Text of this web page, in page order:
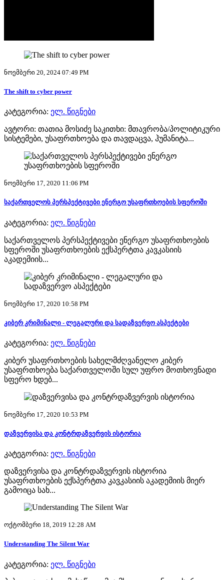
ნოემბერი 20, 2024 07:49 PM
The shift to cyber power
კატეგორია: ელ. წიგნები
ავტორი: თათია მოსიძე საკითხი: მთავრობა/პოლიტიკური
სისტემები, უსაფრთხოება და თავდაცვა, ჰუმანიტა...
ნოემბერი 17, 2020 11:06 PM
საქართველოს პერსპექტივები ენერგო უსაფრთხოების სფეროში
კატეგორია: ელ. წიგნები
საქართველოს პერსპექტივები ენერგო უსაფრთხოების
სფეროში უსაფრთხოების ექსპერტთა კავკასიის
აკადემიის...
ნოემბერი 17, 2020 10:58 PM
კიბერ კრიმინალი - ლეგალური და სადაზვერვო ასპექტები
კატეგორია: ელ. წიგნები
კიბერ უსაფრთხოების სახელმძღვანელო კიბერ
უსაფრთხოება საქართველოში სულ უფრო მოთხოვნადი
სფერო ხდებ...
ნოემბერი 17, 2020 10:53 PM
დაზვერვისა და კონტრდაზვერვის ისტორია
კატეგორია: ელ. წიგნები
დაზვერვისა და კონტრდაზვერვის ისტორია
უსაფრთხოების ექსპერტთა კავკასიის აკადემიის მიერ
გამოიცა სახ...
ოქტომბერი 18, 2019 12:28 AM
Understanding The Silent War
კატეგორია: ელ. წიგნები